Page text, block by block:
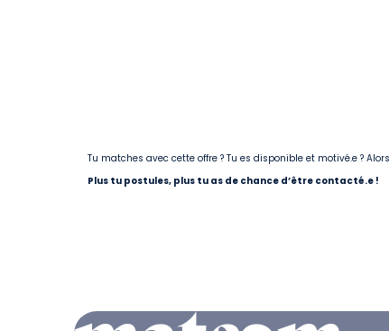
Tu matches avec cette offre ? Tu es disponible et motivé.e ?
Plus tu postules, plus tu as de chance d’être contacté.e !